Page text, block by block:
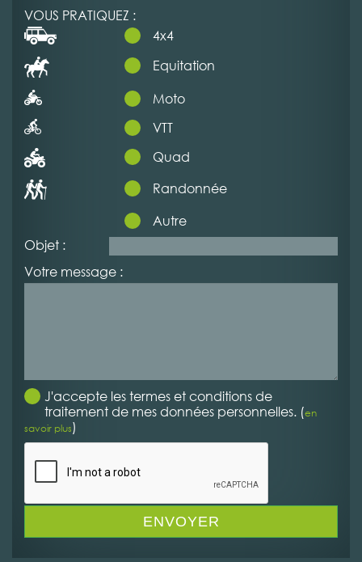
VOUS PRATIQUEZ :
4x4
Equitation
Moto
VTT
Quad
Randonnée
Autre
Objet :
Votre message :
J'accepte les termes et conditions de
traitement de mes données personnelles. (en
savoir plus)